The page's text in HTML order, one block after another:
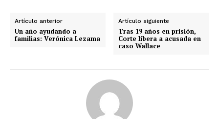
Artículo anterior
Un año ayudando a
familias: Verónica Lezama
Artículo siguiente
Tras 19 años en prisión,
Corte libera a acusada en
caso Wallace